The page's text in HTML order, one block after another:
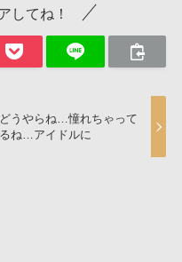
してね！
どうやらね…憧れちゃって
るね…アイドルに